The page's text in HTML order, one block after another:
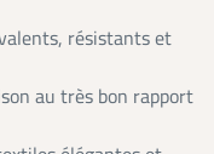
résistants et
au très bon rapport